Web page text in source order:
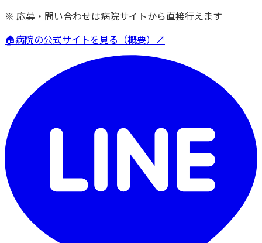
※ 応募・問い合わせは病院サイトから直接行えます
🏠病院の公式サイトを見る（概要）↗